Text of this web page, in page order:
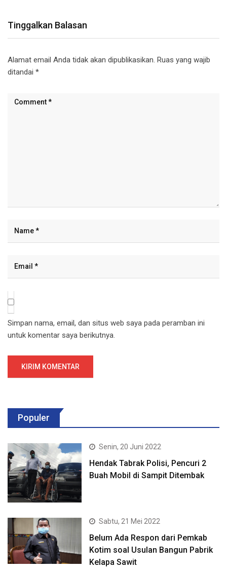
Tinggalkan Balasan
Alamat email Anda tidak akan dipublikasikan. Ruas yang wajib
ditandai *
Simpan nama, email, dan situs web saya pada peramban ini
untuk komentar saya berikutnya.
Populer
Senin, 20 Juni 2022
Hendak Tabrak Polisi, Pencuri 2
Buah Mobil di Sampit Ditembak
Sabtu, 21 Mei 2022
Belum Ada Respon dari Pemkab
Kotim soal Usulan Bangun Pabrik
Kelapa Sawit